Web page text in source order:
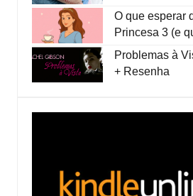
O que esperar
Princesa 3 (e
Problemas à
+ Resenha